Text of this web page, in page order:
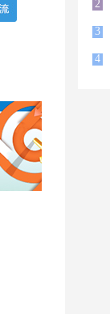
3
4